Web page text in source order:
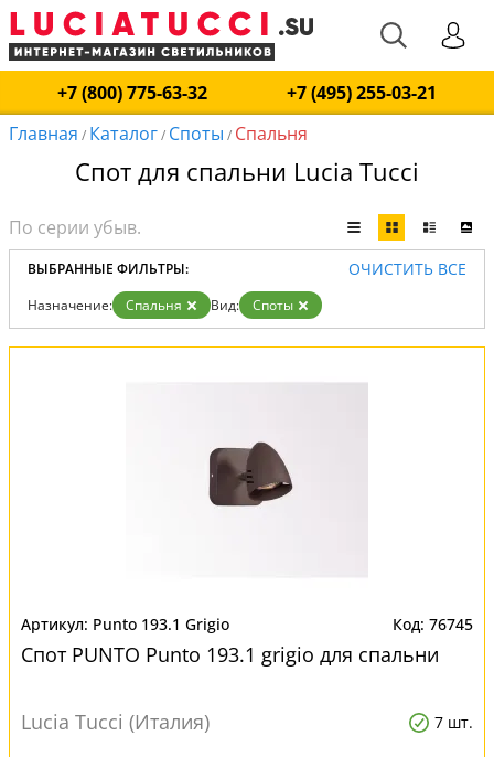
+7 (800) 775-63-32
+7 (495) 255-03-21
Главная / Каталог/ Споты / Спальня
Спот для спальни Lucia Tucci
ВЫБРАННЫЕ ФИЛЬТРЫ: ОЧИСТИТЬ ВСЕ
Назначение: Спальня Вид: Споты
Punto 193.1 Grigio 76745
Спот PUNTO Punto 193.1 grigio для спальни
Lucia Tucci (Италия) 7 шт.